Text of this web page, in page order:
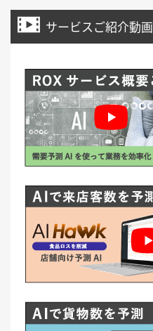
サービスご紹介動画